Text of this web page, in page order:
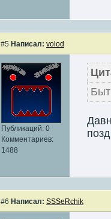
#5 Написал: volod
Публикаций: 0
Комментариев:
1488
#6 Написал: SSSeRchik